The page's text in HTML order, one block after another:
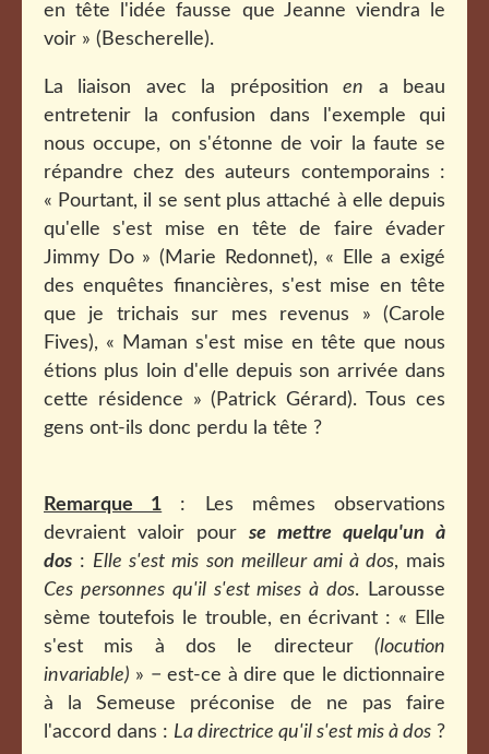
en tête l'idée fausse que Jeanne viendra le
voir » (Bescherelle).
La liaison avec la prépositionen a beau
entretenir la confusion dans l'exemple qui
nous occupe, on s'étonne de voir la faute se
répandre chez des auteurs contemporains :
« Pourtant, il se sent plus attaché à elle depuis
qu'elle s'est mise en tête de faire évader
Jimmy Do » (Marie Redonnet), « Elle a exigé
des enquêtes financières, s'est mise en tête
que je trichais sur mes revenus » (Carole
Fives), « Maman s'est mise en tête que nous
étions plus loin d'elle depuis son arrivée dans
cette résidence » (Patrick Gérard). Tous ces
gens ont-ils donc perdu la tête ?
Remarque 1 : Les mêmes observations
devraient valoir pour se mettre quelqu'un à
dos : Elle s'est mis son meilleur ami à dos, mais
Ces personnes qu'il s'est mises à dos. Larousse
sème toutefois le trouble, en écrivant : « Elle
s'est mis à dos le directeur (locution
invariable) » − est-ce à dire que le dictionnaire
à la Semeuse préconise de ne pas faire
l'accord dans : La directrice qu'il s'est mis à dos ?